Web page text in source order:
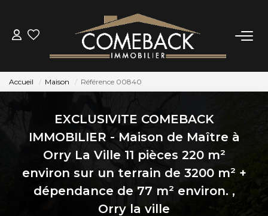
ACHETER
LOUER
ESTIMER
NOTRE AGENCE
BIENS VENDUS
Accueil Maison Référence 00840
EXCLUSIVITE COMEBACK
IMMOBILIER - Maison de Maître à
Orry La Ville 11 pièces 220 m²
environ sur un terrain de 3200 m² +
dépendance de 77 m² environ. ,
Orry la ville